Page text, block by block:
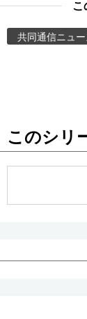
お知らせ
こ
共同通信ニュー
このシリ